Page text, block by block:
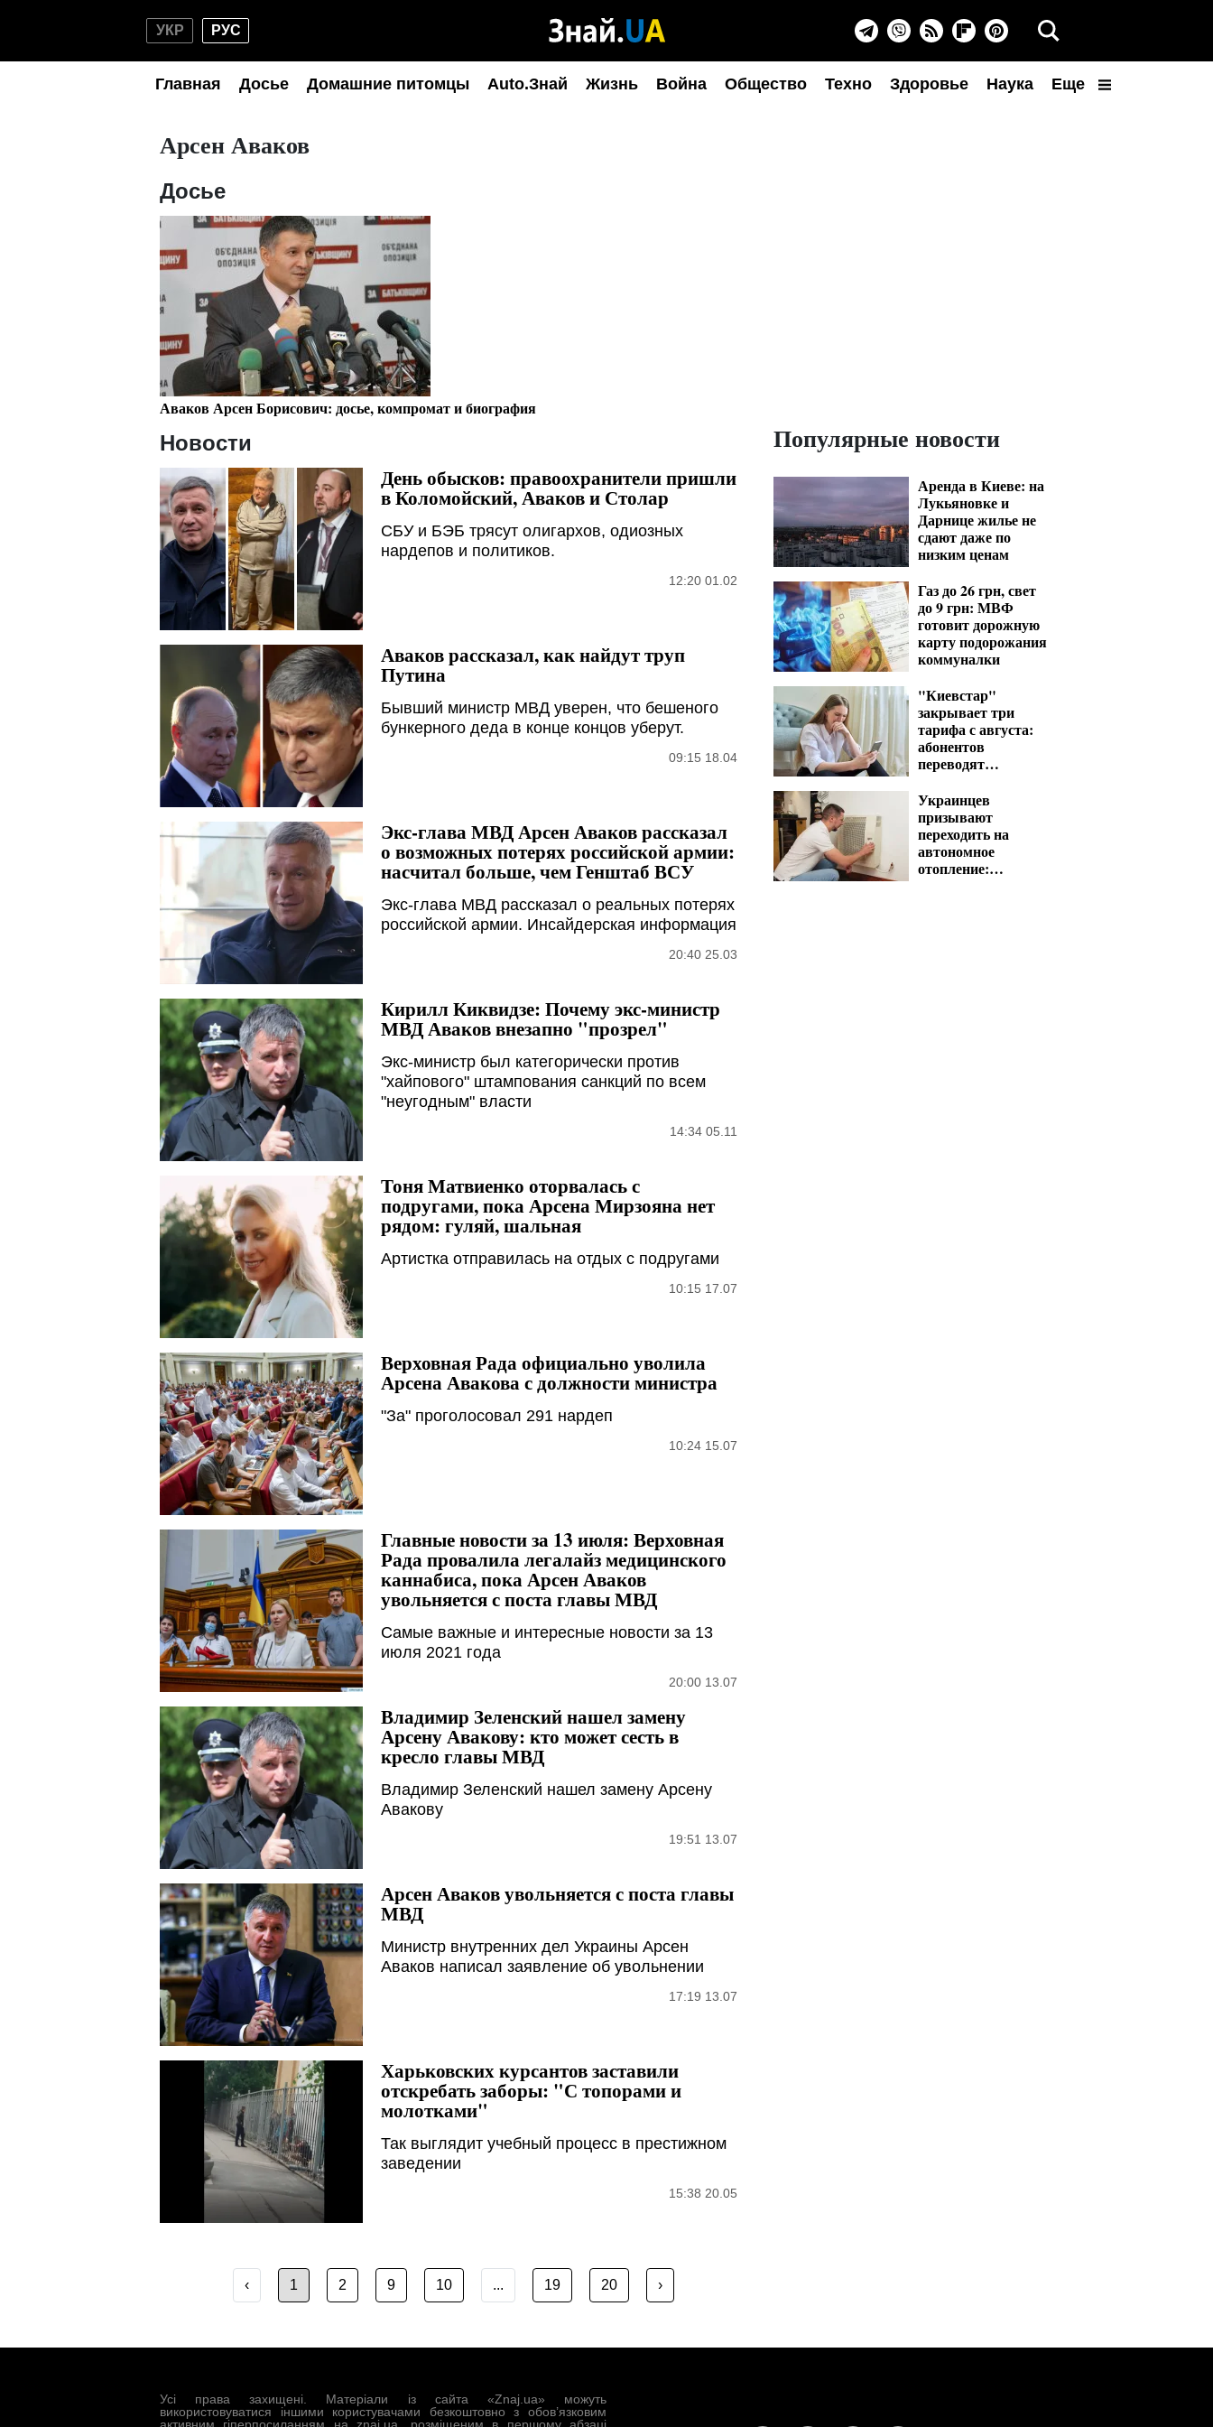
УКР РУС
Главная Досье Домашние питомцы Auto.Знай Жизнь Война Общество Техно Здоровье Наука Еще
Арсен Аваков
Досье
Аваков Арсен Борисович: досье, компромат и биография
Новости
День обысков: правоохранители пришли
в Коломойский, Аваков и Столар
СБУ и БЭБ трясут олигархов, одиозных
нардепов и политиков.
12:20 01.02
Аваков рассказал, как найдут труп
Путина
Бывший министр МВД уверен, что бешеного
бункерного деда в конце концов уберут.
09:15 18.04
Экс-глава МВД Арсен Аваков рассказал
о возможных потерях российской армии:
насчитал больше, чем Генштаб ВСУ
Экс-глава МВД рассказал о реальных потерях
российской армии. Инсайдерская информация
20:40 25.03
Кирилл Киквидзе: Почему экс-министр
МВД Аваков внезапно "прозрел"
Экс-министр был категорически против
"хайпового" штампования санкций по всем
"неугодным" власти
14:34 05.11
Тоня Матвиенко оторвалась с
подругами, пока Арсена Мирзояна нет
рядом: гуляй, шальная
Артистка отправилась на отдых с подругами
10:15 17.07
Верховная Рада официально уволила
Арсена Авакова с должности министра
"За" проголосовал 291 нардеп
10:24 15.07
Главные новости за 13 июля: Верховная
Рада провалила легалайз медицинского
каннабиса, пока Арсен Аваков
увольняется с поста главы МВД
Cамые важные и интересные новости за 13
июля 2021 года
20:00 13.07
Владимир Зеленский нашел замену
Арсену Авакову: кто может сесть в
кресло главы МВД
Владимир Зеленский нашел замену Арсену
Авакову
19:51 13.07
Арсен Аваков увольняется с поста главы
МВД
Министр внутренних дел Украины Арсен
Аваков написал заявление об увольнении
17:19 13.07
Харьковских курсантов заставили
отскребать заборы: "С топорами и
молотками"
Так выглядит учебный процесс в престижном
заведении
15:38 20.05
‹ 1 2 9 10 ... 19 20 ›
Популярные новости
Аренда в Киеве: на
Лукьяновке и
Дарнице жилье не
сдают даже по
низким ценам
Газ до 26 грн, свет
до 9 грн: МВФ
готовит дорожную
карту подорожания
коммуналки
"Киевстар"
закрывает три
тарифа с августа:
абонентов
переводят
Украинцев
призывают
переходить на
автономное
отопление:
Усі права захищені. Матеріали із сайта «Znaj.ua» можуть
використовуватися іншими користувачами безкоштовно з обов’язковим